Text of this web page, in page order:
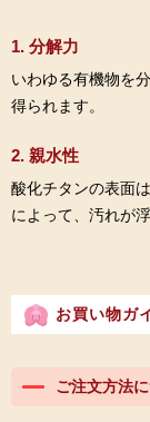
1. 分解力
いわゆる有機物を
得られます。
2. 親水性
酸化チタンの表面
によって、汚れが
お買い物ガ
ご注文方法